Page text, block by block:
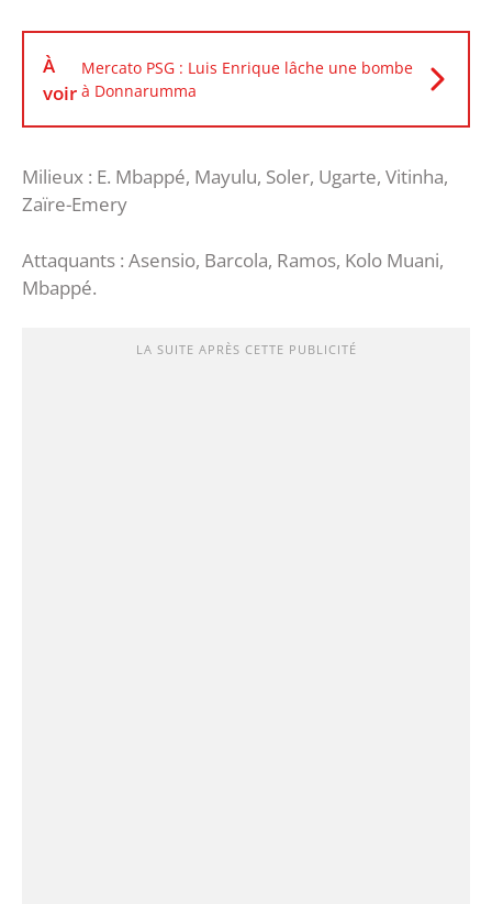
À
voir
Mercato PSG : Luis Enrique lâche une bombe
à Donnarumma
Milieux : E. Mbappé, Mayulu, Soler, Ugarte, Vitinha,
Zaïre-Emery
Attaquants : Asensio, Barcola, Ramos, Kolo Muani,
Mbappé.
LA SUITE APRÈS CETTE PUBLICITÉ